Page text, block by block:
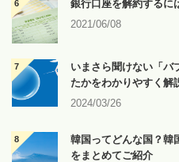
銀行口座を解約する
2021/06/08
いまさら聞けない「バ
たかをわかりやすく解
2024/03/26
韓国ってどんな国？韓
をまとめてご紹介